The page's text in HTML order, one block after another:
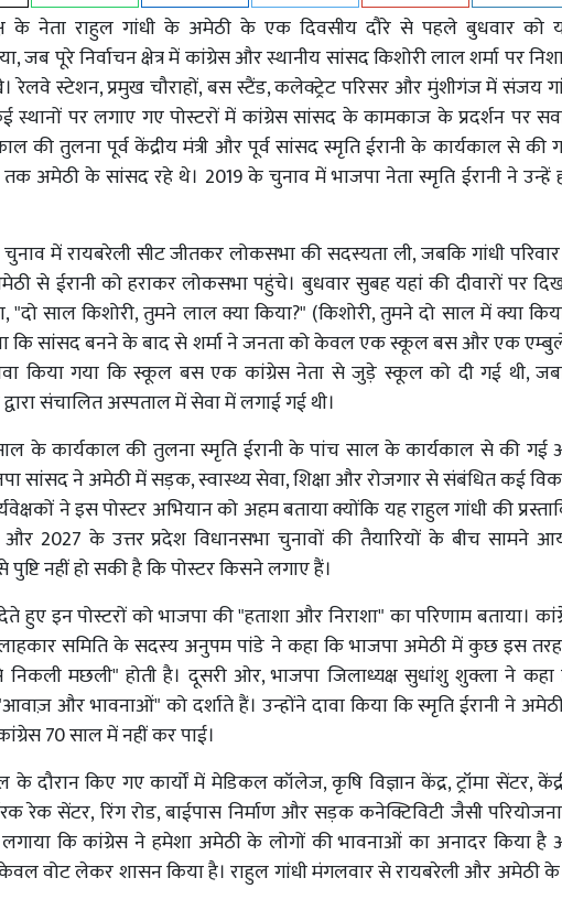
के नेता राहुल गांधी के अमेठी के एक दिवसीय दौरे से पहले बुधवार को
जब पूरे निर्वाचन क्षेत्र में कांग्रेस और स्थानीय सांसद किशोरी लाल शर्मा पर
रेलवे स्टेशन, प्रमुख चौराहों, बस स्टैंड, कलेक्ट्रेट परिसर और मुंशीगंज में संजय
स्थानों पर लगाए गए पोस्टरों में कांग्रेस सांसद के कामकाज के प्रदर्शन पर
की तुलना पूर्व केंद्रीय मंत्री और पूर्व सांसद स्मृति ईरानी के कार्यकाल से की
अमेठी के सांसद रहे थे। 2019 के चुनाव में भाजपा नेता स्मृति ईरानी ने उन्हें
में रायबरेली सीट जीतकर लोकसभा की सदस्यता ली, जबकि गांधी
से ईरानी को हराकर लोकसभा पहुंचे। बुधवार सुबह यहां की दीवारों पर
"दो साल किशोरी, तुमने लाल क्या किया?" (किशोरी, तुमने दो साल में क्या
कि सांसद बनने के बाद से शर्मा ने जनता को केवल एक स्कूल बस और एक
किया गया कि स्कूल बस एक कांग्रेस नेता से जुड़े स्कूल को दी गई थी,
संचालित अस्पताल में सेवा में लगाई गई थी।
के कार्यकाल की तुलना स्मृति ईरानी के पांच साल के कार्यकाल से की गई
सांसद ने अमेठी में सड़क, स्वास्थ्य सेवा, शिक्षा और रोजगार से संबंधित कई
ने इस पोस्टर अभियान को अहम बताया क्योंकि यह राहुल गांधी की
2027 के उत्तर प्रदेश विधानसभा चुनावों की तैयारियों के बीच सामने
नहीं हो सकी है कि पोस्टर किसने लगाए हैं।
हुए इन पोस्टरों को भाजपा की "हताशा और निराशा" का परिणाम बताया।
समिति के सदस्य अनुपम पांडे ने कहा कि भाजपा अमेठी में कुछ इस
मछली" होती है। दूसरी ओर, भाजपा जिलाध्यक्ष सुधांशु शुक्ला ने कहा
और भावनाओं" को दर्शाते हैं। उन्होंने दावा किया कि स्मृति ईरानी ने
70 साल में नहीं कर पाई।
दौरान किए गए कार्यों में मेडिकल कॉलेज, कृषि विज्ञान केंद्र, ट्रॉमा सेंटर,
रेक सेंटर, रिंग रोड, बाईपास निर्माण और सड़क कनेक्टिविटी जैसी
लगाया कि कांग्रेस ने हमेशा अमेठी के लोगों की भावनाओं का अनादर किया है
केवल वोट लेकर शासन किया है। राहुल गांधी मंगलवार से रायबरेली और अमेठी के